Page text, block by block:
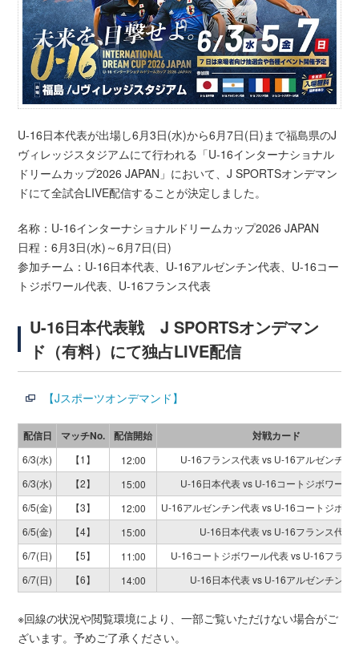
U-16日本代表が出場し6月3日(水)から6月7日(日)まで福島県のJ
ヴィレッジスタジアムにて行われる「U-16インターナショナル
ドリームカップ2026 JAPAN」において、J SPORTSオンデマン
ドにて全試合LIVE配信することが決定しました。
名称：U-16インターナショナルドリームカップ2026 JAPAN
日程：6月3日(水)～6月7日(日)
参加チーム：U-16日本代表、U-16アルゼンチン代表、U-16コー
トジボワール代表、U-16フランス代表
U-16日本代表戦 J SPORTSオンデマン
ド（有料）にて独占LIVE配信
【Jスポーツオンデマンド】
配信日 マッチNo. 配信開始 対戦カード
6/3(水) 【1】 12:00
U-16フランス代表 vs U-16アルゼンチン
6/3(水)
【2】 15:00
U-16日本代表 vs U-16コートジボワール
6/5(金)
【3】 12:00
U-16アルゼンチン代表 vs U-16コートジボワ
6/5(金)
【4】 15:00
U-16日本代表 vs U-16フランス代表
6/7(日)
【5】 11:00
U-16コートジボワール代表 vs U-16フラン
6/7(日)
【6】 14:00 U-16日本代表 vs U-16アルゼンチン代
※回線の状況や閲覧環境により、一部ご覧いただけない場合がご
ざいます。予めご了承ください。